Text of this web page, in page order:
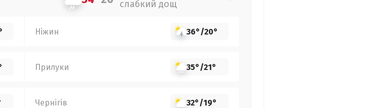
слабкий дощ
Ніжин 36°/20°
Прилуки 35°/21°
Чернігів 32°/19°